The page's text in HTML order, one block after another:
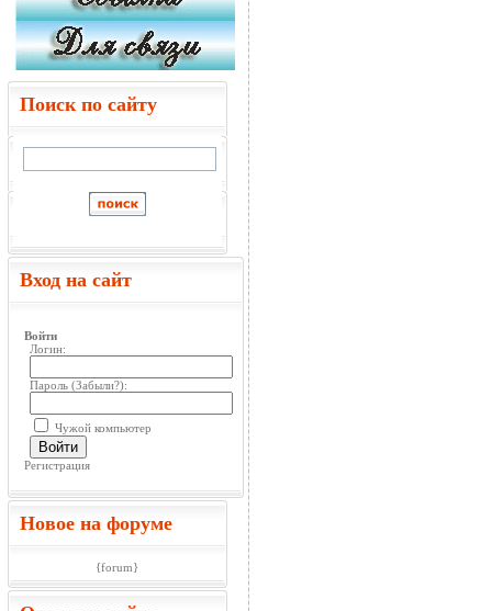
Поиск по сайту
Вход на сайт
Войти
Логин:
Пароль (Забыли?):
Чужой компьютер
Войти
Регистрация
Новое на форуме
{forum}